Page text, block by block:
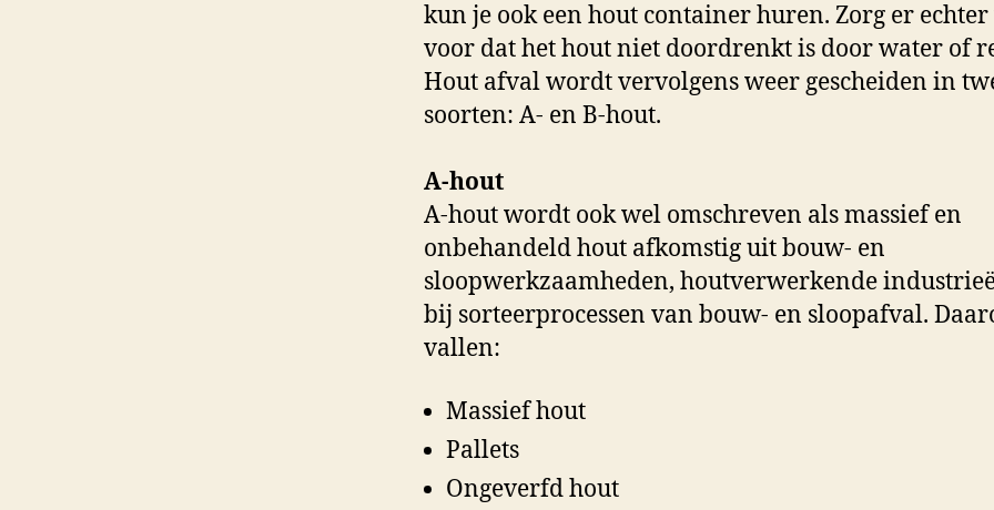
kun je ook een hout container huren. Zorg er
voor dat het hout niet doordrenkt is door water of
Hout afval wordt vervolgens weer gescheiden in
soorten: A- en B-hout.
A-hout
A-hout wordt ook wel omschreven als massief en
onbehandeld hout afkomstig uit bouw- en
sloopwerkzaamheden, houtverwerkende
bij sorteerprocessen van bouw- en sloopafval.
vallen:
Massief hout
Pallets
Ongeverfd hout